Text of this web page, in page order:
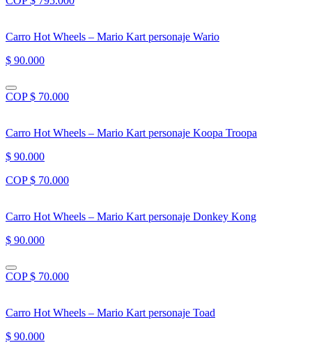
Carro Hot Wheels – Mario Kart personaje Wario
$ 90.000
COP $ 70.000
Carro Hot Wheels – Mario Kart personaje Koopa Troopa
$ 90.000
COP $ 70.000
Carro Hot Wheels – Mario Kart personaje Donkey Kong
$ 90.000
COP $ 70.000
Carro Hot Wheels – Mario Kart personaje Toad
$ 90.000